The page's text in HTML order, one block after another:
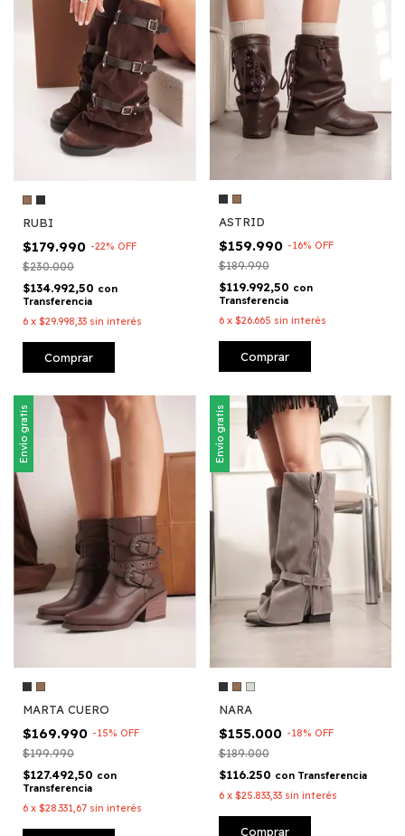
RUBI
$179.990 -22% OFF
$230.000
$134.992,50 con
Transferencia
6 x $29.998,33 sin interés
Comprar
ASTRID
$159.990 -16% OFF
$189.990
$119.992,50 con
Transferencia
6 x $26.665 sin interés
Comprar
Envío gratis
MARTA CUERO
$169.990 -15% OFF
$199.990
$127.492,50 con
Transferencia
6 x $28.331,67 sin interés
Envío gratis
NARA
$155.000 -18% OFF
$189.000
$116.250 con Transferencia
6 x $25.833,33 sin interés
Comprar